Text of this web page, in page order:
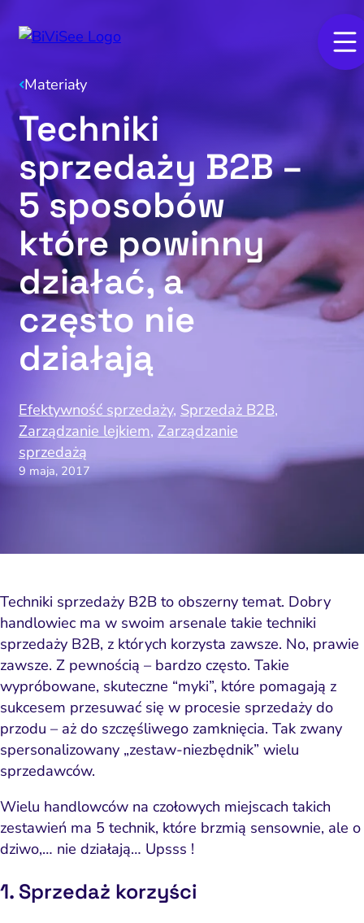
Materiały
Techniki
sprzedaży B2B –
5 sposobów
które powinny
działać, a
często nie
działają
9 maja, 2017
Efektywność sprzedaży, Sprzedaż B2B,
Zarządzanie lejkiem, Zarządzanie
sprzedażą
Techniki sprzedaży B2B to obszerny temat. Dobry
handlowiec ma w swoim arsenale takie techniki
sprzedaży B2B, z których korzysta zawsze. No, prawie
zawsze. Z pewnością – bardzo często. Takie
wypróbowane, skuteczne “myki”, które pomagają z
sukcesem przesuwać się w procesie sprzedaży do
przodu – aż do szczęśliwego zamknięcia. Tak zwany
spersonalizowany „zestaw-niezbędnik” wielu
sprzedawców.
Wielu handlowców na czołowych miejscach takich
zestawień ma 5 technik, które brzmią sensownie, ale o
dziwo,… nie działają… Upsss !
1. Sprzedaż korzyści